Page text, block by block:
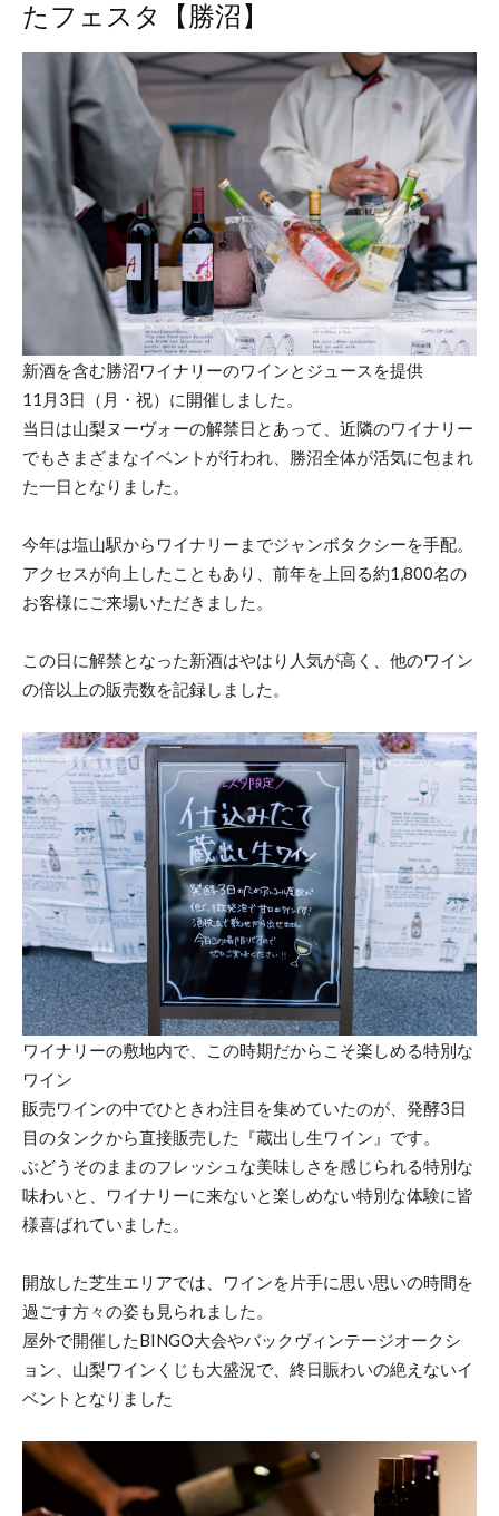
たフェスタ【勝沼】
新酒を含む勝沼ワイナリーのワインとジュースを提供
11月3日（月・祝）に開催しました。
当日は山梨ヌーヴォーの解禁日とあって、近隣のワイナリー
でもさまざまなイベントが行われ、勝沼全体が活気に包まれ
た一日となりました。
今年は塩山駅からワイナリーまでジャンボタクシーを手配。
アクセスが向上したこともあり、前年を上回る約1,800名の
お客様にご来場いただきました。
この日に解禁となった新酒はやはり人気が高く、他のワイン
の倍以上の販売数を記録しました。
ワイナリーの敷地内で、この時期だからこそ楽しめる特別な
ワイン
販売ワインの中でひときわ注目を集めていたのが、発酵3日
目のタンクから直接販売した『蔵出し生ワイン』です。
ぶどうそのままのフレッシュな美味しさを感じられる特別な
味わいと、ワイナリーに来ないと楽しめない特別な体験に皆
様喜ばれていました。
開放した芝生エリアでは、ワインを片手に思い思いの時間を
過ごす方々の姿も見られました。
屋外で開催したBINGO大会やバックヴィンテージオークシ
ョン、山梨ワインくじも大盛況で、終日賑わいの絶えないイ
ベントとなりました